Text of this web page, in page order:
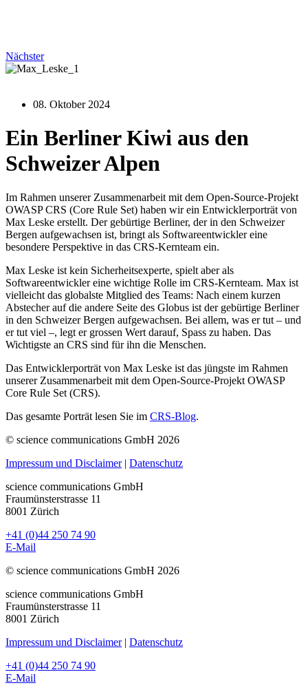
Nächster
08. Oktober 2024
Ein Berliner Kiwi aus den
Schweizer Alpen
Im Rahmen unserer Zusammenarbeit mit dem Open-Source-Projekt
OWASP CRS (Core Rule Set) haben wir ein Entwicklerporträt von
Max Leske erstellt. Der gebürtige Berliner, der in den Schweizer
Bergen aufgewachsen ist, bringt als Softwareentwickler eine
besondere Perspektive in das CRS-Kernteam ein.
Max Leske ist kein Sicherheitsexperte, spielt aber als
Softwareentwickler eine wichtige Rolle im CRS-Kernteam. Max ist
vielleicht das globalste Mitglied des Teams: Nach einem kurzen
Abstecher auf die andere Seite des Globus ist der gebürtige Berliner
in den Schweizer Bergen aufgewachsen. Bei allem, was er tut – und
er tut viel –, legt er grossen Wert darauf, Spass zu haben. Das
Wichtigste an CRS sind für ihn die Menschen.
Das Entwicklerporträt von Max Leske ist das jüngste im Rahmen
unserer Zusammenarbeit mit dem Open-Source-Projekt OWASP
Core Rule Set (CRS).
Das gesamte Porträt lesen Sie im CRS-Blog.
© science communications GmbH 2026
Impressum und Disclaimer| Datenschutz
science communications GmbH
Fraumünsterstrasse 11
8001 Zürich
+41 (0)44 250 74 90
E-Mail
© science communications GmbH 2026
science communications GmbH
Fraumünsterstrasse 11
8001 Zürich
Impressum und Disclaimer| Datenschutz
+41 (0)44 250 74 90
E-Mail